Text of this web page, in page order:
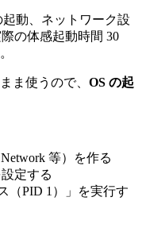
起動、ネットワーク設
の体感起動時間 30
ま使うので、 OS の起
等）を作る
定する
（PID 1）」を実行す